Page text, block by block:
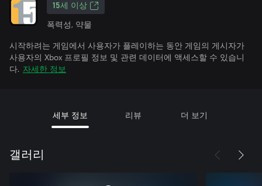
15세 이상
폭력성, 약물
시작하려는 게임에서 사용자가 플레이하는 동안 게임의 게시자가
사용자의 Xbox 프로필 정보 및 관련 데이터에 액세스할 수 있습니
다. 자세한 정보
세부 정보 리뷰 더 보기
갤러리